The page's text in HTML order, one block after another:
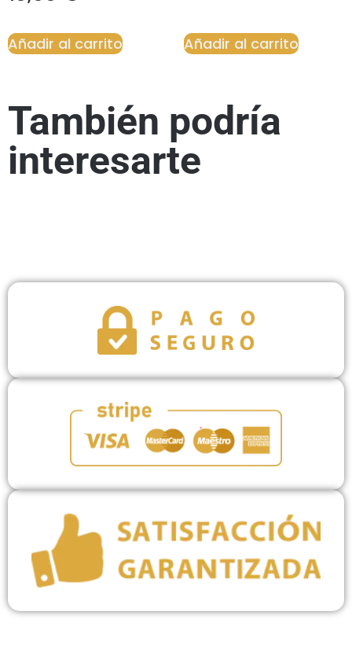
Añadir al carrito Añadir al carrito
También podría
interesarte